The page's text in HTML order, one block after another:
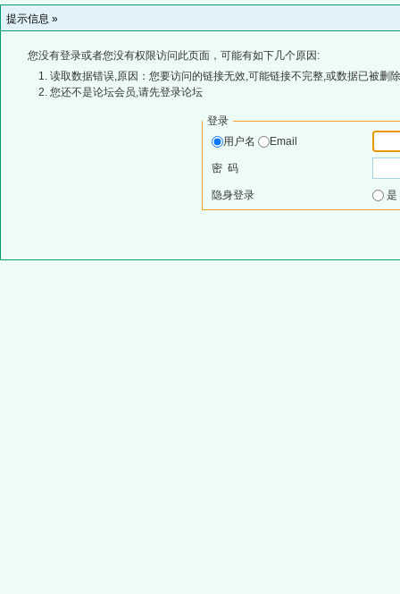
提示信息 »
您没有登录或者您没有权限访问此页面，可能有如下几个原因:
读取数据错误,原因：您要访问的链接无效,可能链接不完整,或数据已被删
您还不是论坛会员,请先登录论坛
登录
用户名
Email
密 码
隐身登录